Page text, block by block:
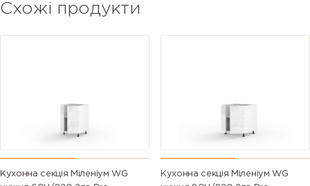
Схожі продукти
Кухонна секція Міленіум WG
Кухонна секція Міленіум WG